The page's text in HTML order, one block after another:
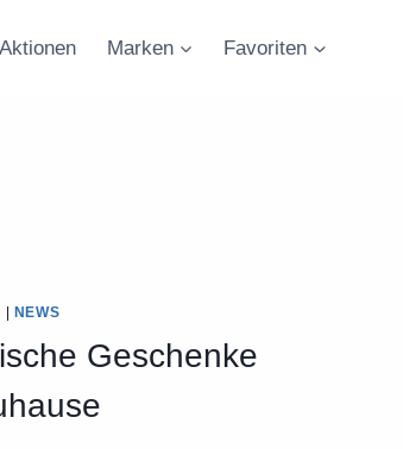
Marken Favoriten
NEWS
Geschenke